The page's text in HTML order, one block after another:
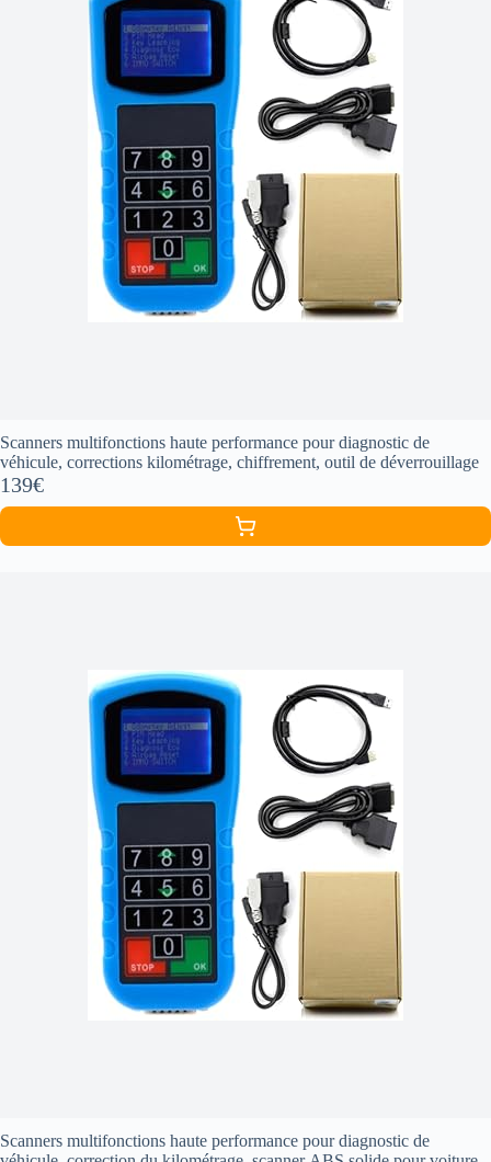
Scanners multifonctions haute performance pour diagnostic de
véhicule, corrections kilométrage, chiffrement, outil de déverrouillage
139€
Scanners multifonctions haute performance pour diagnostic de